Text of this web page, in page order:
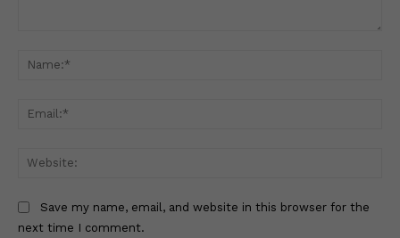
Save my name, email, and website in this browser for the
next time I comment.